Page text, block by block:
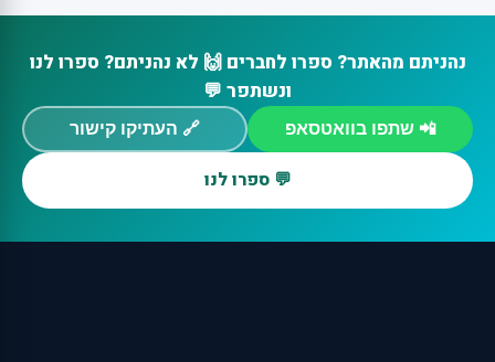
נהניתם מהאתר? ספרו לחברים 🙌 לא נהניתם? ספרו לנו
ונשתפר 💬
📲 שתפו בוואטסאפ 🔗 העתיקו קישור
💬 ספרו לנו